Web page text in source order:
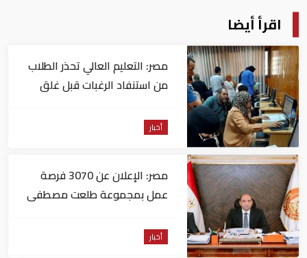
اقرأ أيضا
مصر: التعليم العالي تحذر الطلاب
من استنفاد الرغبات قبل غلق
أخبار
مصر: الإعلان عن 3070 فرصة
عمل بمجموعة طلعت مصطفى
أخبار